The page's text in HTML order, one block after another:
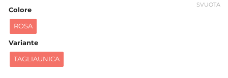
Colore
ROSA
Variante
TAGLIAUNICA
SVUOTA